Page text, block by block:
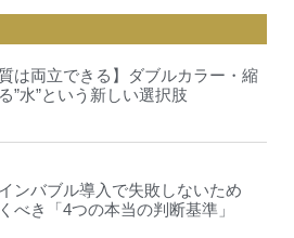
は両立できる】ダブルカラー・縮
”水”という新しい選択肢
ンバブル導入で失敗しないため
べき「4つの本当の判断基準」